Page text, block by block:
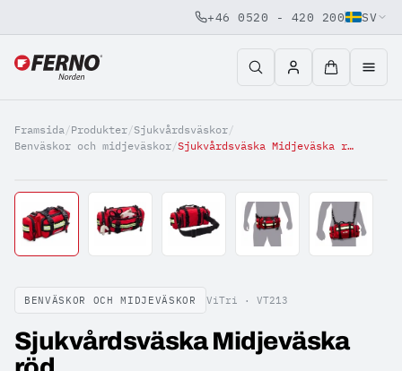
Jump to content
+46 0520 - 420 200 SV
Framsida/Produkter/Sjukvårdsväskor/
Benväskor och midjeväskor/ Sjukvårdsväska Midjeväska röd
BENVÄSKOR OCH MIDJEVÄSKOR ViTri · VT213
Sjukvårdsväska Midjeväska